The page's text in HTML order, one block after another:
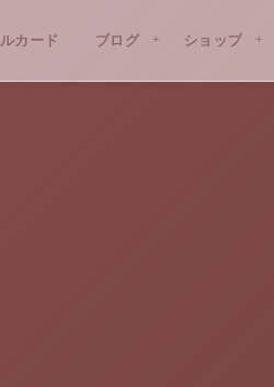
カード ブログ
BLOG ショップ
SHOP